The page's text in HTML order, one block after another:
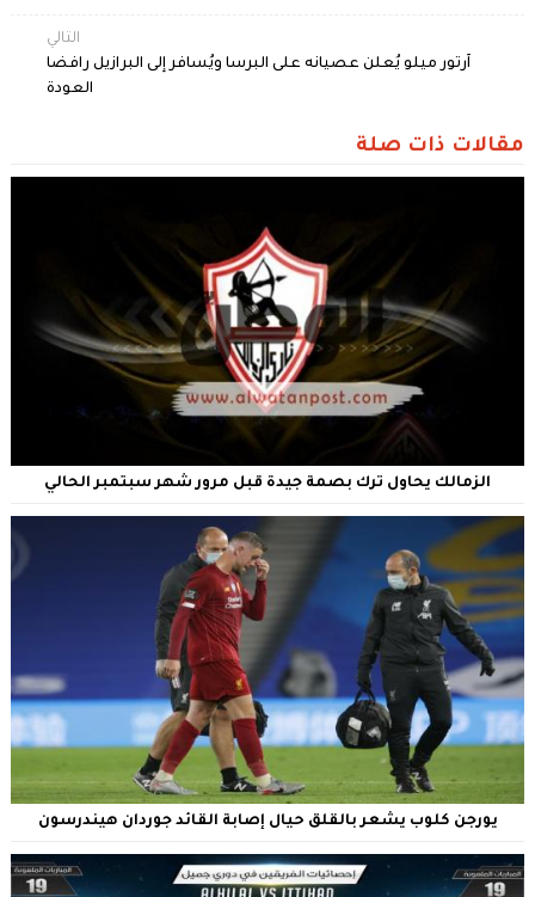
التالي
آرتور ميلو يُعلن عصيانه على البرسا ويُسافر إلى البرازيل رافضا
العودة
مقالات ذات صلة
الزمالك يحاول ترك بصمة جيدة قبل مرور شهر سبتمبر الحالي
يورجن كلوب يشعر بالقلق حيال إصابة القائد جوردان هيندرسون